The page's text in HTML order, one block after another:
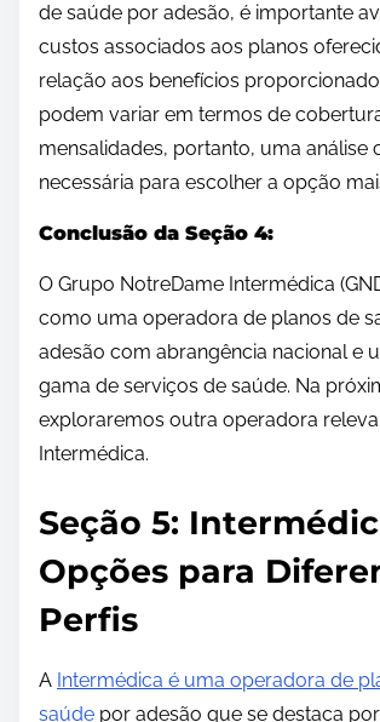
de saúde por adesão, é importante
custos associados aos planos
relação aos benefícios
podem variar em termos de
mensalidades, portanto, uma análise
necessária para escolher a opção
Conclusão da Seção 4:
O Grupo NotreDame Intermédica
como uma operadora de planos de
adesão com abrangência nacional e
gama de serviços de saúde. Na
exploraremos outra operadora
Intermédica.
Seção 5:
Opções para
Perfis
A Intermédica é uma operadora de
saúde por adesão que se destaca